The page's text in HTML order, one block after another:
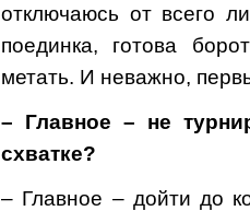
отключаюсь от всего
поединка, готова
метать. И неважно,
– Главное – не
схватке?
– Главное – дойти до